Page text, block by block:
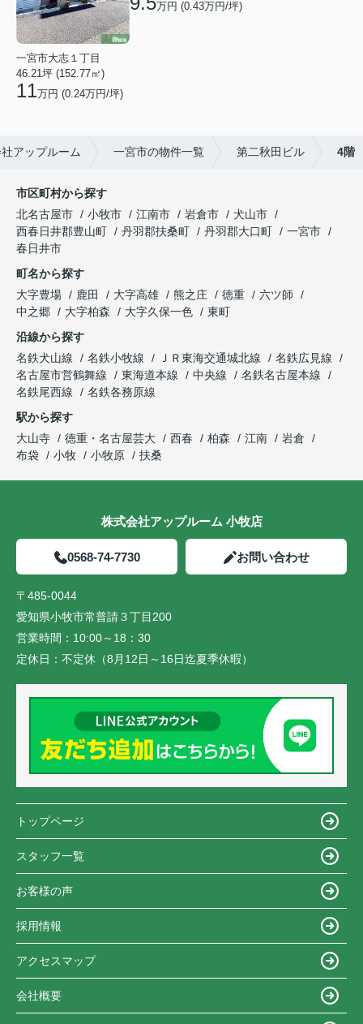
一宮市大志１丁目
46.21坪 (152.77㎡)
11万円 (0.24万円/坪)
万円 (0.43万円/坪)
アップルーム 一宮市の物件一覧 第二秋田ビル 4階
市区町村から探す
北名古屋市
小牧市 江南市 岩倉市
犬山市
西春日井郡豊山町
丹羽郡扶桑町 丹羽郡大口町
一宮市
春日井市
町名から探す
大字豊場
鹿田 大字高雄 熊之庄 徳重
六ツ師
中之郷
大字柏森 大字久保一色
東町
沿線から探す
名鉄犬山線
名鉄小牧線 ＪＲ東海交通城北線
名鉄広見線
名古屋市営鶴舞線
東海道本線 中央線
名鉄名古屋本線
名鉄尾西線
名鉄各務原線
駅から探す
大山寺
徳重・名古屋芸大 西春 柏森 江南
岩倉
布袋
小牧 小牧原 扶桑
株式会社アップルーム 小牧店
0568-74-7730 お問い合わせ
〒485-0044
愛知県小牧市常普請３丁目200
営業時間： 10:00～18：30
定休日： 不定休（8月12日～16日迄夏季休暇）
トップページ
スタッフ一覧
お客様の声
採用情報
アクセスマップ
会社概要